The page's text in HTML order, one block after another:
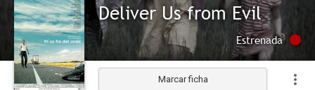
Deliver Us from Evil
Estrenada
Marcar ficha